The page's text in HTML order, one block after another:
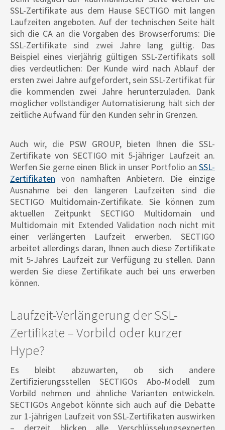
SSL-Zertifikate aus dem Hause SECTIGO mit langen
Laufzeiten angeboten. Auf der technischen Seite hält
sich die CA an die Vorgaben des Browserforums: Die
SSL-Zertifikate sind zwei Jahre lang gültig. Das
Beispiel eines vierjährig gültigen SSL-Zertifikats soll
dies verdeutlichen: Der Kunde wird nach Ablauf der
ersten zwei Jahre aufgefordert, sein SSL-Zertifikat für
die kommenden zwei Jahre herunterzuladen. Dank
möglicher vollständiger Automatisierung hält sich der
zeitliche Aufwand für den Kunden sehr in Grenzen.
Auch wir, die PSW GROUP, bieten Ihnen die SSL-
Zertifikate von SECTIGO mit 5-jähriger Laufzeit an.
Werfen Sie gerne einen Blick in unser Portfolio an SSL-
Zertifikaten von namhaften Anbietern. Die einzige
Ausnahme bei den längeren Laufzeiten sind die
SECTIGO Multidomain-Zertifikate. Sie können zum
aktuellen Zeitpunkt SECTIGO Multidomain und
Multidomain mit Extended Validation noch nicht mit
einer verlängerten Laufzeit erwerben. SECTIGO
arbeitet allerdings daran, Ihnen auch diese Zertifikate
mit 5-Jahres Laufzeit zur Verfügung zu stellen. Dann
werden Sie diese Zertifikate auch bei uns erwerben
können.
Laufzeit-Verlängerung der SSL-
Zertifikate – Vorbild oder kurzer
Hype?
Es bleibt abzuwarten, ob sich andere
Zertifizierungsstellen SECTIGOs Abo-Modell zum
Vorbild nehmen und ähnliche Varianten entwickeln.
SECTIGOs Angebot könnte sich auch auf die Debatte
zur 1-jährigen Laufzeit von SSL-Zertifikaten auswirken